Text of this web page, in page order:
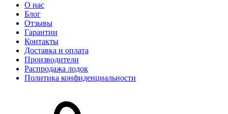
О нас
Блог
Отзывы
Гарантии
Контакты
Доставка и оплата
Производители
Распродажа лодок
Политика конфиденциальности